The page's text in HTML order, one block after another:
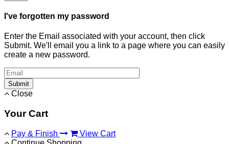
I've forgotten my password
Enter the Email associated with your account, then click
Submit. We'll email you a link to a page where you can easily
create a new password.
Submit
Close
Your Cart
Pay & Finish
View Cart